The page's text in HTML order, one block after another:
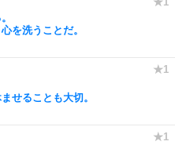
を洗うことだ。
せることも大切。